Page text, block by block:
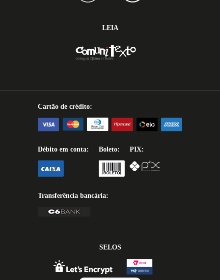
LEIA
Cartão de crédito:
Débito em conta: Boleto: PIX:
Transferência bancária:
SELOS